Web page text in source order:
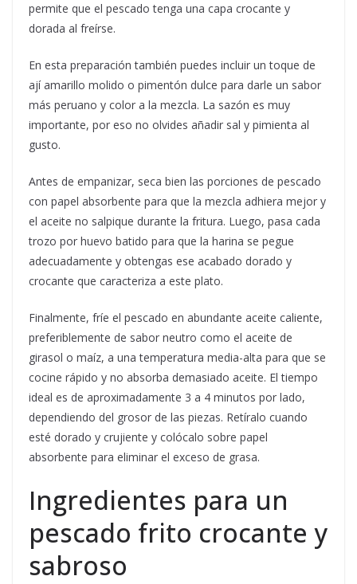
permite que el pescado tenga una capa crocante y
dorada al freírse.
En esta preparación también puedes incluir un toque de
ají amarillo molido o pimentón dulce para darle un sabor
más peruano y color a la mezcla. La sazón es muy
importante, por eso no olvides añadir sal y pimienta al
gusto.
Antes de empanizar, seca bien las porciones de pescado
con papel absorbente para que la mezcla adhiera mejor y
el aceite no salpique durante la fritura. Luego, pasa cada
trozo por huevo batido para que la harina se pegue
adecuadamente y obtengas ese acabado dorado y
crocante que caracteriza a este plato.
Finalmente, fríe el pescado en abundante aceite caliente,
preferiblemente de sabor neutro como el aceite de
girasol o maíz, a una temperatura media-alta para que se
cocine rápido y no absorba demasiado aceite. El tiempo
ideal es de aproximadamente 3 a 4 minutos por lado,
dependiendo del grosor de las piezas. Retíralo cuando
esté dorado y crujiente y colócalo sobre papel
absorbente para eliminar el exceso de grasa.
Ingredientes para un
pescado frito crocante y
sabroso